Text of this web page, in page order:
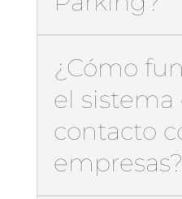
¿Cómo
el sistema
contacto
empresas?